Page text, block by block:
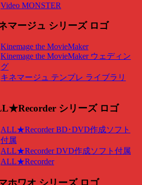
Video MONSTER
Kinemage the MovieMaker
Kinemage the MovieMaker ウェディン
グ
キネマージュ テンプレ ライブラリ
ALL★Recorder BD･DVD作成ソフト
付属
ALL★Recorder DVD作成ソフト付属
ALL★Recorder